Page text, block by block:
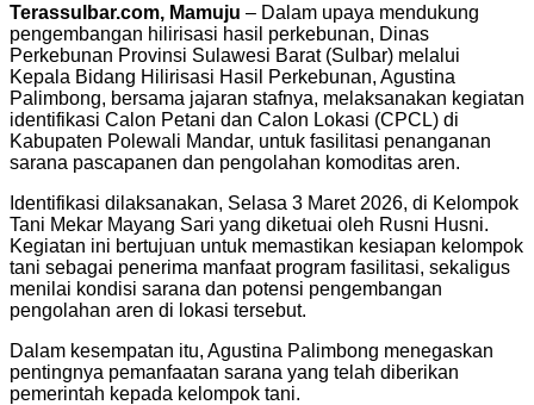
Terassulbar.com, Mamuju – Dalam upaya mendukung
pengembangan hilirisasi hasil perkebunan, Dinas
Perkebunan Provinsi Sulawesi Barat (Sulbar) melalui
Kepala Bidang Hilirisasi Hasil Perkebunan, Agustina
Palimbong, bersama jajaran stafnya, melaksanakan kegiatan
identifikasi Calon Petani dan Calon Lokasi (CPCL) di
Kabupaten Polewali Mandar, untuk fasilitasi penanganan
sarana pascapanen dan pengolahan komoditas aren.
Identifikasi dilaksanakan, Selasa 3 Maret 2026, di Kelompok
Tani Mekar Mayang Sari yang diketuai oleh Rusni Husni.
Kegiatan ini bertujuan untuk memastikan kesiapan kelompok
tani sebagai penerima manfaat program fasilitasi, sekaligus
menilai kondisi sarana dan potensi pengembangan
pengolahan aren di lokasi tersebut.
Dalam kesempatan itu, Agustina Palimbong menegaskan
pentingnya pemanfaatan sarana yang telah diberikan
pemerintah kepada kelompok tani.